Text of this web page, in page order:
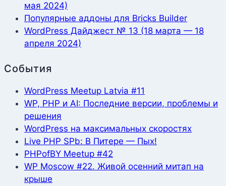
мая 2024)
Популярные аддоны для Bricks Builder
WordPress Дайджест № 13 (18 марта — 18
апреля 2024)
События
WordPress Meetup Latvia #11
WP, PHP и AI: Последние версии, проблемы и
решения
WordPress на максимальных скоростях
Live PHP SPb: В Питере — Пых!
PHPofBY Meetup #42
WP Moscow #22. Живой осенний митап на
крыше